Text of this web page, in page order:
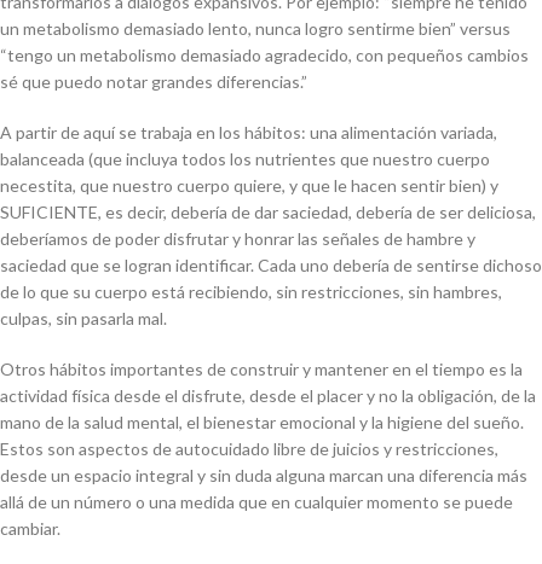
un metabolismo demasiado lento, nunca logro sentirme bien” versus
“tengo un metabolismo demasiado agradecido, con pequeños cambios
sé que puedo notar grandes diferencias.”
A partir de aquí se trabaja en los hábitos: una alimentación variada,
balanceada (que incluya todos los nutrientes que nuestro cuerpo
necestita, que nuestro cuerpo quiere, y que le hacen sentir bien) y
SUFICIENTE, es decir, debería de dar saciedad, debería de ser deliciosa,
deberíamos de poder disfrutar y honrar las señales de hambre y
saciedad que se logran identificar. Cada uno debería de sentirse dichoso
de lo que su cuerpo está recibiendo, sin restricciones, sin hambres,
culpas, sin pasarla mal.
Otros hábitos importantes de construir y mantener en el tiempo es la
actividad física desde el disfrute, desde el placer y no la obligación, de la
mano de la salud mental, el bienestar emocional y la higiene del sueño.
Estos son aspectos de autocuidado libre de juicios y restricciones,
desde un espacio integral y sin duda alguna marcan una diferencia más
allá de un número o una medida que en cualquier momento se puede
cambiar.